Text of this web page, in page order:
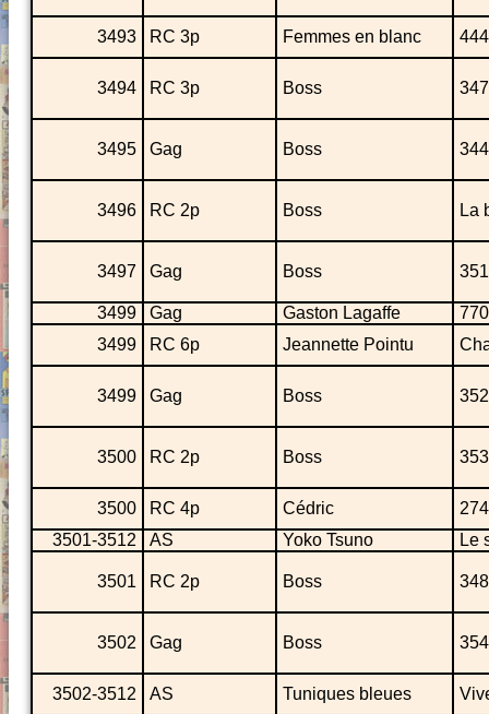
3493 RC 3p Femmes en blanc 444
3494 RC 3p Boss 347
3495 Gag Boss 344
3496 RC 2p Boss La
3497 Gag Boss 351
3499 Gag Gaston Lagaffe
3499
RC 6p Jeannette Pointu
3499 Gag Boss 352
3500 RC 2p Boss 353
3500 RC 4p Cédric
274
3501-3512
AS Yoko Tsuno Le
3501 RC 2p Boss 348
3502 Gag Boss 354
3502-3512 AS Tuniques bleues